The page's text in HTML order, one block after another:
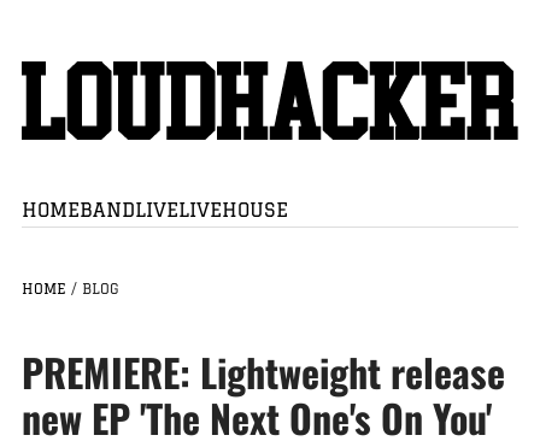
HOMEBANDLIVELIVEHOUSE
HOME / BLOG
PREMIERE: Lightweight release
new EP 'The Next One's On You'